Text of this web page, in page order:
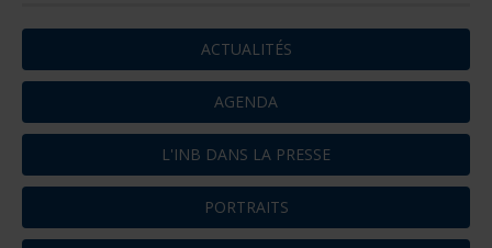
ACTUALITÉS
AGENDA
L'INB DANS LA PRESSE
PORTRAITS